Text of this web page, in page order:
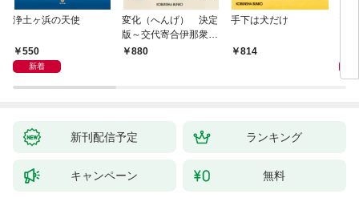
浄土ヶ浜の天使
550
新着
変化（へんげ） 決定
版～交代寄合伊那衆異
聞（1）～
880
手下は犬だけ
814
新刊配信予定 ランキング
キャンペーン 無料